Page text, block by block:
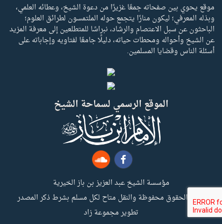
موقع يحوي بين صفحاته جمعًا غزيرًا من دعوة الشيخ، وعطائه العلمي،
وبذله المعرفي؛ ليكون منارًا يتجمع حوله الملتمسون لطرائق العلوم؛
الباحثون عن سبل الاعتصام والرشاد، نبراسًا للمتطلعين إلى معرفة المزيد
عن الشيخ وأحواله ومحطات حياته، دليلًا جامعًا لفتاويه وإجاباته على
أسئلة الناس وقضايا المسلمين.
الموقع الرسمي لسماحة الشيخ
مؤسسة الشيخ عبد العزيز بن باز الخيرية
جميع الحقوق محفوظة والنقل متاح لكل مسلم بشرط ذكر المصدر
تطوير مجموعة زاد